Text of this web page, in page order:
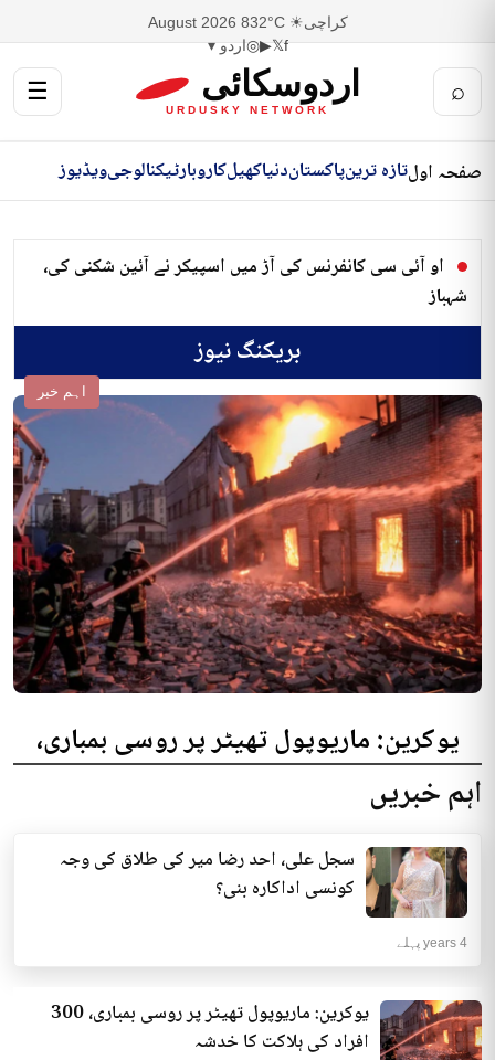
کراچی☀ 32°C
8 August 2026
f
𝕏
▶
◎اردو ▾
⌕ اردوسکائی
URDUSKY NETWORK
☰
صفحہ اولتازہ ترینپاکستاندنیاکھیلکاروبارٹیکنالوجیویڈیوز
او آئی سی کانفرنس کی آڑ میں اسپیکر نے آئین شکنی کی،
شہباز
بریکنگ نیوز
اہم خبر
یوکرین: ماریوپول تھیٹر پر روسی بمباری،
300 افراد کی ہلاکت کا خدشہ
کا خدشہ ظاہر کیا اور کہا کہ کم...
انٹرنیشنل | 4 years پہلے
اہم خبریں
سجل علی، احد رضا میر کی طلاق کی وجہ
کونسی اداکارہ بنی؟
4 years پہلے
یوکرین: ماریوپول تھیٹر پر روسی بمباری، 300
افراد کی ہلاکت کا خدشہ